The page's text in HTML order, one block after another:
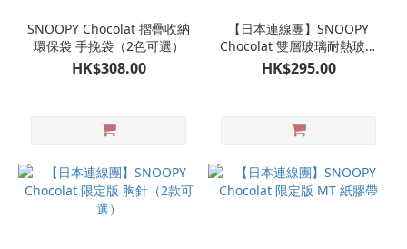
SNOOPY Chocolat 摺疊收納
環保袋 手挽袋（2色可選）
HK$308.00
【日本連線團】SNOOPY
Chocolat 雙層玻璃耐熱玻璃
杯（2色可選）
HK$295.00